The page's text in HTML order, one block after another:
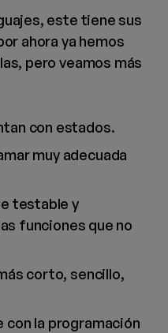
este tiene sus
ahora ya hemos
pero veamos más
con estados.
muy adecuada
testable y
funciones que no
corto, sencillo,
con la programación